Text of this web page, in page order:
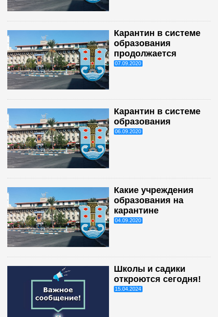
Карантин в системе
образования
продолжается
07.09.2020
Карантин в системе
образования
06.09.2020
Какие учреждения
образования на
карантине
04.09.2020
Школы и садики
откроются сегодня!
15.04.2024